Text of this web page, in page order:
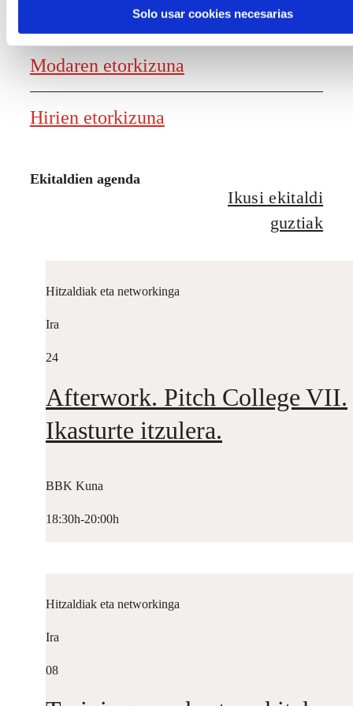
Solo usar cookies necesarias
Elikagaien etorkizuna
Modaren etorkizuna
Hirien etorkizuna
Ekitaldien agenda
Ikusi ekitaldi
guztiak
Hitzaldiak eta networkinga
Ira
24
Afterwork. Pitch College VII.
Ikasturte itzulera.
BBK Kuna
18:30h-20:00h
Hitzaldiak eta networkinga
Ira
08